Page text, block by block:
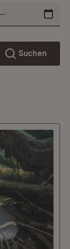
Suchen